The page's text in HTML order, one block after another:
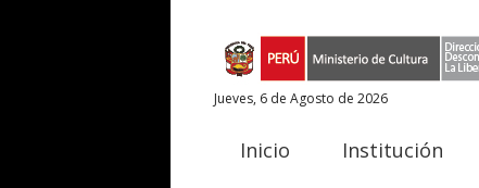
Jueves, 6 de Agosto de 2026
Inicio Institución